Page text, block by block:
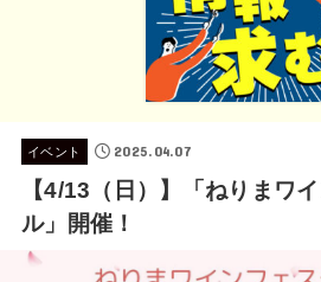
イベント 2025.04.07
【4/13（日）】「ねりまワ
ル」開催！